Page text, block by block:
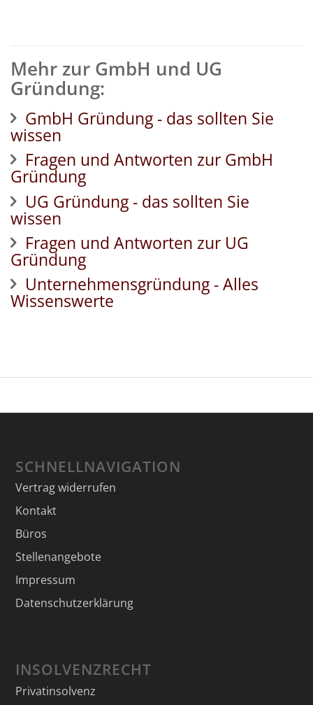
Mehr zur GmbH und UG
Gründung:
GmbH Gründung - das sollten Sie
wissen
Fragen und Antworten zur GmbH
Gründung
UG Gründung - das sollten Sie
wissen
Fragen und Antworten zur UG
Gründung
Unternehmensgründung - Alles
Wissenswerte
SCHNELLNAVIGATION
Vertrag widerrufen
Kontakt
Büros
Stellenangebote
Impressum
Datenschutzerklärung
INSOLVENZRECHT
Privatinsolvenz